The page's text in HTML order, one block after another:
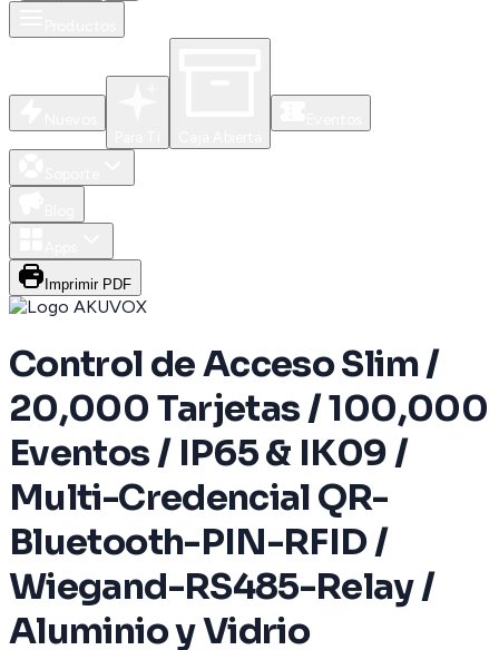
Imprimir PDF
Control de Acceso Slim /
20,000 Tarjetas / 100,000
Eventos / IP65 & IK09 /
Multi-Credencial QR-
Bluetooth-PIN-RFID /
Wiegand-RS485-Relay /
Aluminio y Vidrio